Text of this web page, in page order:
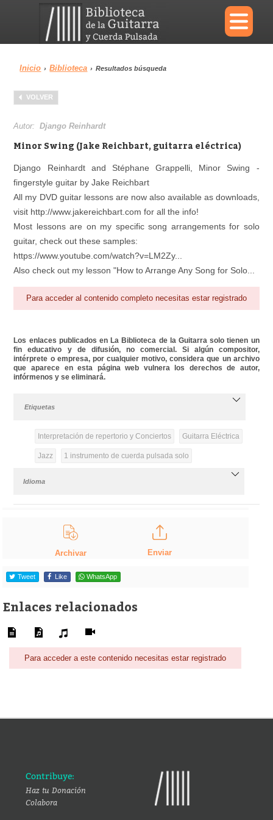
×
Menu
Biblioteca
Área personal
Inicio › Biblioteca › Resultados búsqueda
VOLVER
Autor:Django Reinhardt
Minor Swing (Jake Reichbart, guitarra eléctrica)
Django Reinhardt and Stéphane Grappelli, Minor Swing -
fingerstyle guitar by Jake Reichbart
All my DVD guitar lessons are now also available as downloads,
visit http://www.jakereichbart.com for all the info!
Most lessons are on my specific song arrangements for solo
guitar, check out these samples:
https://www.youtube.com/watch?v=LM2Zy...
Also check out my lesson "How to Arrange Any Song for Solo...
Para acceder al contenido completo necesitas estar registrado
Los enlaces publicados en La Biblioteca de la Guitarra solo tienen un
fin educativo y de difusión, no comercial. Si algún compositor,
intérprete o empresa, por cualquier motivo, considera que un archivo
que aparece en esta página web vulnera los derechos de autor,
infórmenos y se eliminará.
Etiquetas
Interpretación de repertorio y Conciertos Guitarra Eléctrica
Jazz 1 instrumento de cuerda pulsada solo
Idioma
Archivar Enviar
Tweet Like WhatsApp
Enlaces relacionados
Para acceder a este contenido necesitas estar registrado
Contribuye:
Haz tu Donación
Colabora